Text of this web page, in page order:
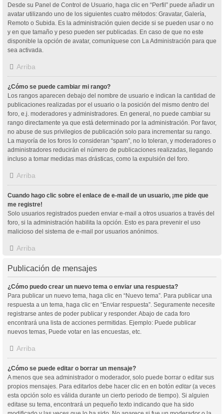
Desde su Panel de Control de Usuario, haga clic en “Perfil” puede añadir un
avatar utilizando uno de los siguientes cuatro métodos: Gravatar, Galería,
Remoto o Subida. Es la administración quien decide si se pueden usar o no
y en que tamaño y peso pueden ser publicadas. En caso de que no este
disponible la opción de avatar, comuníquese con La Administración para que
sea activada.
Arriba
¿Cómo se puede cambiar mi rango?
Los rangos aparecen debajo del nombre de usuario e indican la cantidad de
publicaciones realizadas por el usuario o la posición del mismo dentro del
foro, e.j. moderadores y administradores. En general, no puede cambiar su
rango directamente ya que está determinado por la administración. Por favor,
no abuse de sus privilegios de publicación solo para incrementar su rango.
La mayoría de los foros lo consideran “spam”, no lo toleran, y moderadores o
administradores reducirán el número de publicaciones realizadas, llegando
incluso a tomar medidas mas drásticas, como la expulsión del foro.
Arriba
Cuando hago clic sobre el enlace de e-mail de un usuario, ¡me pide que
me registre!
Solo usuarios registrados pueden enviar e-mail a otros usuarios a través del
foro, si la administración habilita la opción. Esto es para prevenir el uso
malicioso del sistema de e-mail por usuarios anónimos.
Arriba
Publicación de mensajes
¿Cómo puedo crear un nuevo tema o enviar una respuesta?
Para publicar un nuevo tema, haga clic en “Nuevo tema”. Para publicar una
respuesta a un tema, haga clic en “Enviar respuesta”. Seguramente necesite
registrarse antes de poder publicar y responder. Abajo de cada foro
encontrará una lista de acciones permitidas. Ejemplo: Puede publicar
nuevos temas, Puede votar en las encuestas, etc.
Arriba
¿Cómo se puede editar o borrar un mensaje?
A menos que sea administrador o moderador, solo puede borrar o editar sus
propios mensajes. Para editarlos debe hacer clic en en botón editar(a veces
esta opción solo es válida durante un cierto periodo de tiempo). Si alguien
editase su tema, encontrará un pequeño texto indicando que ha sido